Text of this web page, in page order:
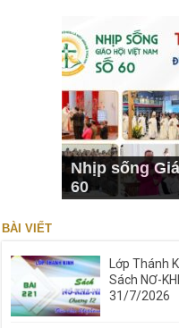
Nhịp sống
60
BÀI VIẾT
Lớp Thánh
Sách NƠ-
31/7/2026